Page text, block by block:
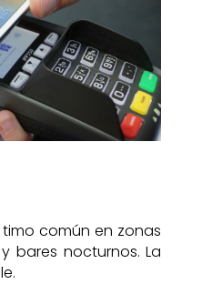
común en zonas
bares nocturnos. La